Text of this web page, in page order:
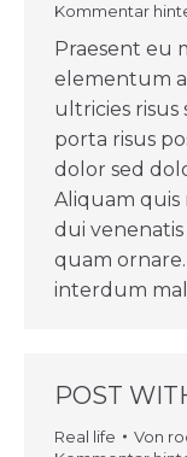
Kommentar
Praesent eu
elementum
ultricies risus
porta risus
dolor sed
Aliquam quis
dui
quam
interdum
POST
Real life Von